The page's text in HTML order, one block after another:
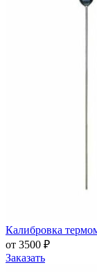
Калибровка
от 3500 ₽
Заказать